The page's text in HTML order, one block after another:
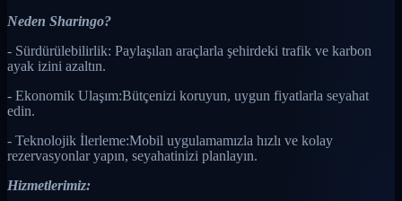
Neden Sharingo?
- Sürdürülebilirlik: Paylaşılan araçlarla şehirdeki trafik ve karbon
ayak izini azaltın.
- Ekonomik Ulaşım:Bütçenizi koruyun, uygun fiyatlarla seyahat
edin.
- Teknolojik İlerleme:Mobil uygulamamızla hızlı ve kolay
rezervasyonlar yapın, seyahatinizi planlayın.
Hizmetlerimiz: